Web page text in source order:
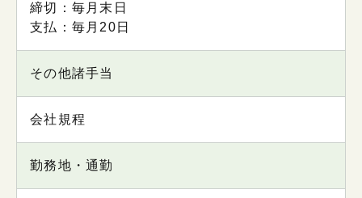
締切：毎月末日
支払：毎月20日
その他諸手当
会社規程
勤務地・通勤